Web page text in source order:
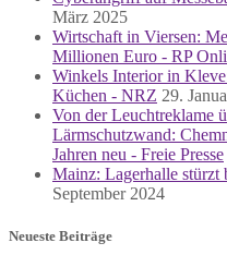
März 2025
Wirtschaft in Viersen:
Millionen Euro - RP
Winkels Interior in
Küchen - NRZ 29.
Von der Leuchtreklame
Lärmschutzwand:
Jahren neu - Freie Presse
Mainz: Lagerhalle
September 2024
Neueste Beiträge